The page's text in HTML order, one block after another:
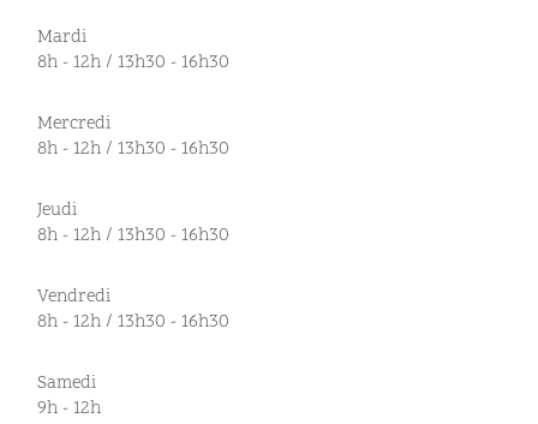
Mardi
8h - 12h / 13h30 - 16h30
Mercredi
8h - 12h / 13h30 - 16h30
Jeudi
8h - 12h / 13h30 - 16h30
Vendredi
8h - 12h / 13h30 - 16h30
Samedi
9h - 12h